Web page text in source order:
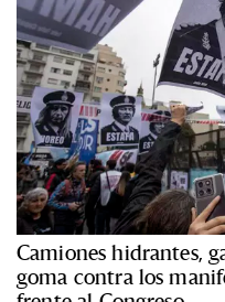
Camiones hidrantes,
goma contra los